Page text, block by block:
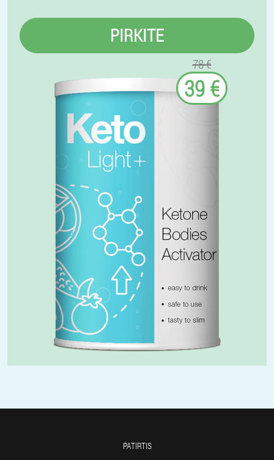
PIRKITE
78 €
39 €
PATIRTIS